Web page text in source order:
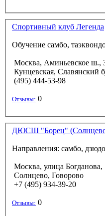
Спортивный клуб Легенда
Обучение самбо,
Кунцевская, Славянский
(495) 444-53-98
Отзывы: 0
ДЮСШ "Борец"
Направления: самбо,
Москва, улица Богданова,
Солнцево, Говорово
+7 (495) 934-39-20
Отзывы: 0